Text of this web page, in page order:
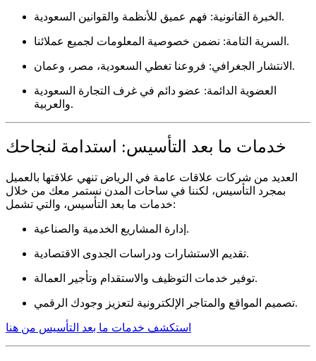
الخبرة القانونية: فهم عميق للأنظمة والقوانين السعودية.
السرية التامة: نضمن خصوصية المعلومات لجميع عملائنا.
الانتشار الجغرافي: فروعنا تغطي السعودية، مصر، وعمان.
العضوية الدائمة: عضو دائم في غرف التجارة السعودية
والعربية.
خدمات ما بعد التأسيس: استدامة لنجاحك
العديد من شركات علاقات عامة في الرياض تنهي علاقتها بالعميل
بمجرد التأسيس، لكننا في ساحات المدن نستمر معك من خلال
خدمات ما بعد التأسيس، والتي تشمل:
إدارة المشاريع الخدمية والصناعية.
تقديم الاستشارات ودراسات الجدوى الاقتصادية.
توفير خدمات التوظيف والاستقدام وتأجير العمالة.
تصميم المواقع والمتاجر الإلكترونية لتعزيز وجودك الرقمي.
استكشف خدمات ما بعد التأسيس من هنا